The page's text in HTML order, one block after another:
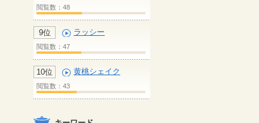
閲覧数：48
9位 ラッシー
閲覧数：47
10位 黄桃シェイク
閲覧数：43